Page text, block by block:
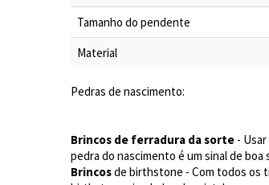
Tamanho do pendente
Material
Pedras de nascimento:
Brincos de ferradura da sorte -
pedra do nascimento é um sinal de boa
Brincosde birthstone - Com todos os